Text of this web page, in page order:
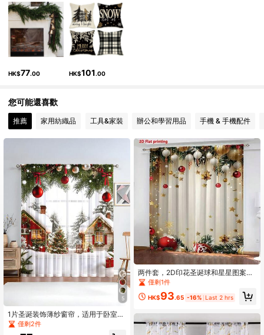
4.84 771 追蹤者
4.84 771 追蹤者
4.84 771 追蹤者
HK$77.00 HK$101.00
您可能還喜歡
推薦 家用紡織品 工具&家裝 辦公和學習用品 手機 & 手機配件
5
1片圣诞装饰薄纱窗帘，适用于卧室、
客厅、秋季装饰，图案包括圣诞气
球、雪花、圣诞树、圣诞球等，圣诞
僅剩2件
两件套，2D印花圣诞球和星星图案窗
帘，金色红色松针装饰，带杆袋，半
透明涤纶材质，适用于客厅、厨房、
卧室、办公室、酒店、餐厅等场所的
僅剩1件
HK$93.65 -16% Last 2 hrs